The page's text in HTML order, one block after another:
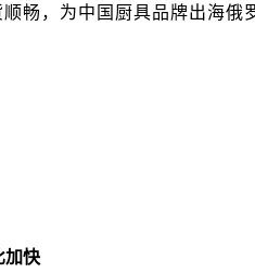
畅，为中国厨具品牌出海俄
加快